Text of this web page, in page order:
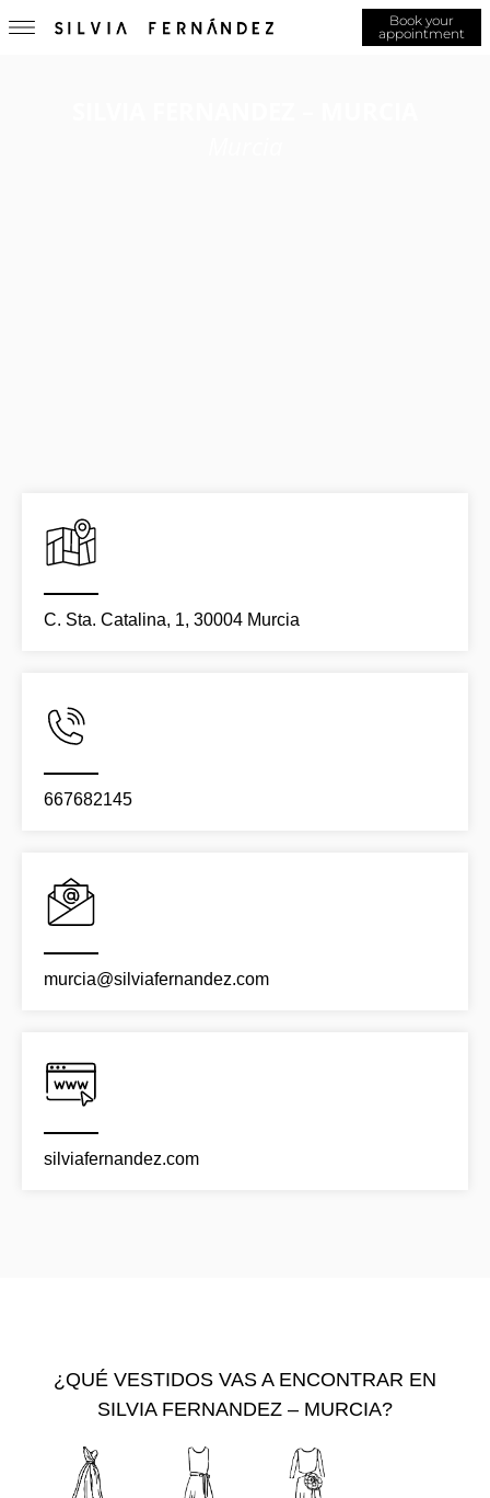
Book your
appointment
C. Sta. Catalina, 1, 30004 Murcia
667682145
murcia@silviafernandez.com
silviafernandez.com
¿QUÉ VESTIDOS VAS A ENCONTRAR EN
SILVIA FERNANDEZ – MURCIA?